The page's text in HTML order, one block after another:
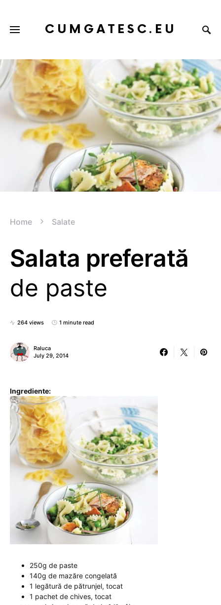
CUMGATESC.EU
Home Salate
Salata preferată
de paste
264 views 1 minute read
Raluca
July 29, 2014
Ingrediente:
250g de paste
140g de mazăre congelată
1 legătură de pătrunjel, tocat
1 pachet de chives, tocat